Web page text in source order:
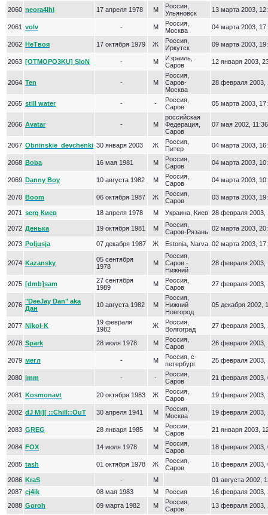
2060 neora4lhl 17 апреля 1978 М
Россия,
Ульяновск
13 марта 2003,
2061 volv - М
Россия,
Москва
04 марта 2003,
2062 НеТвоя 17 октября 1979 Ж
Россия,
Иркутск
09 марта 2003,
2063 [OTMOPO3KU] SloN - М
Израиль,
Саров
12 января 2003,
2064 Ten - М
Россия,
Саров-
Москва
28 февраля 2003,
2065 still water - -
Россия,
Саров
05 марта 2003,
2066 Avatar - М
российская
Федерация,
Саров
07 мая 2002, 11:36
2067 Obninskie_devchenki 30 января 2003 Ж
Россия,
Питер
04 марта 2003,
2068 Boba 16 мая 1981 М
Россия,
Саров
04 марта 2003,
2069 Danny Boy 10 августа 1982 М
Россия,
Саров
04 марта 2003,
2070 Boom 06 октября 1987 Ж
Россия,
Саров
03 марта 2003,
2071 serg Киев 18 апреля 1978 М Украина, Киев 28 февраля 2003,
2072 Денька 19 октября 1981 М
Россия,
Саров-Рязань 02 марта 2003,
2073 Poljusja 07 декабря 1987 Ж Estonia, Narva 02 марта 2003,
2074 Kazansky
05 сентября
1978
М
Россия,
Саров -
Нижний
28 февраля 2003,
2075 [dmb]sam
27 сентября
1989
М
Россия,
Саров
27 февраля 2003,
2076 "DeeJay Dan" aka
Дан
10 августа 1982 М
Россия,
Нижний
Новгород
05 декабря 2002,
2077 Nikol-K
19 февраля
1982
Ж
Россия,
Волгоград
27 февраля 2003,
2078 Spark 28 июля 1978 М
Россия,
Саров
26 февраля 2003,
2079 мегл - М
Россия, с-
петербург
25 февраля 2003,
2080 lmm - -
Россия,
Саров
21 февраля 2003,
2081 Kosmonavt 20 октября 1983 Ж
Россия,
Саров
19 февраля 2003,
2082 dJ Mi][ ::Chill::OuT 30 апреля 1941 М
Россия,
Москва
19 февраля 2003,
2083 GREG 28 января 1985 М
Россия,
Саров
21 января 2003,
2084 FOX 14 июля 1978 М
Россия,
Саров
18 февраля 2003,
2085 tash 01 октября 1978 Ж
Россия,
Саров
18 февраля 2003,
2086 KraS - М
01 августа 2002,
2087 cj4ik 08 мая 1983 М Россия
16 февраля 2003,
2088 Goroh 09 марта 1982 М
Россия,
Саров
13 февраля 2003,